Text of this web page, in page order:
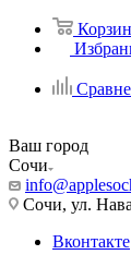
Ваш город
Сочи
Сочи, ул.
Вконтакте